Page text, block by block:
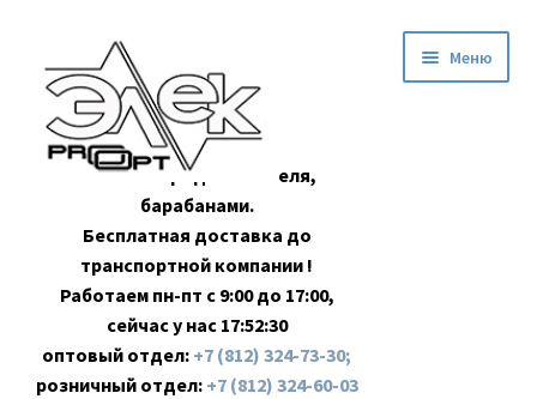
навигации
содержимому
Оптовая продажа кабеля,
барабанами.
Бесплатная доставка до
транспортной компании !
Работаем пн-пт с 9:00 до 17:00,
сейчас у нас 17:52:31
оптовый отдел: +7 (812) 324-73-30;
розничный отдел: +7 (812) 324-60-03
Меню